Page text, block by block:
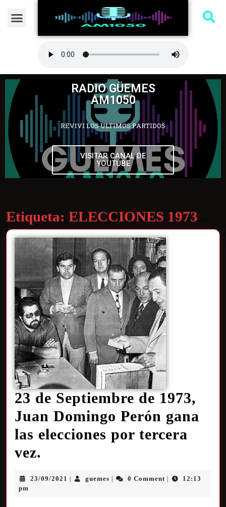
RADIO GÜEMES
AM1050
REVIVI LOS ULTIMOS PARTIDOS
VISITAR CANAL DE
YOUTUBE
Etiqueta: ELECCIONES 1973
23 de Septiembre de 1973,
Juan Domingo Perón gana
las elecciones por tercera
vez.
23/09/2021 guemes 0 Comment
12:13
pm